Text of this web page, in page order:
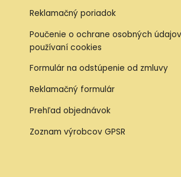
Reklamačný poriadok
Poučenie o ochrane osobných
používaní cookies
Formulár na odstúpenie od zmluvy
Reklamačný formulár
Prehľad objednávok
Zoznam výrobcov GPSR